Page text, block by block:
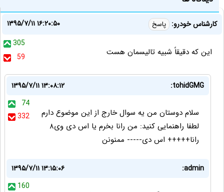
کارشناس خودرو: پاسخ
۱۳۹۵/۷/۱۱ ۱۶:۲۰:۵۰
305
59
این که دقیقاً شبیه تالیسمان هست
tohidGMG:
۱۳۹۵/۷/۱۱ ۱۳:۰۸:۱۲
74
332
سلام دوستان من یه سوال خارج از این موضوع دارم
لطفا راهنمایی کنید: من رانا بخرم یا اس دی وی۸
رانا+++++ اس دی----- ممنونن
admin:
۱۳۹۵/۷/۱۱ ۱۳:۱۵:۰۶
160